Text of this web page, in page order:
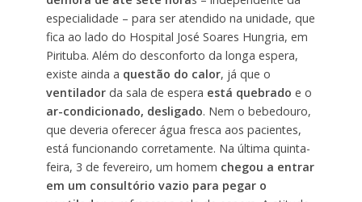
especialidade – para ser atendido na unidade, que
fica ao lado do Hospital José Soares Hungria, em
Pirituba. Além do desconforto da longa espera,
existe ainda a questão do calor, já que o
ventiladorda sala de espera está quebrado e o
ar-condicionado, desligado. Nem o bebedouro,
que deveria oferecer água fresca aos pacientes,
está funcionando corretamente. Na última quinta-
feira, 3 de fevereiro, um homem chegou a entrar
em um consultório vazio para pegar o